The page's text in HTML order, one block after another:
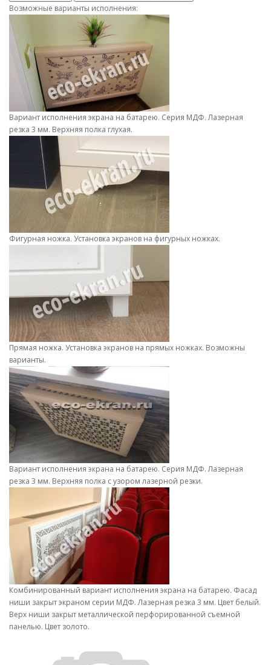
Возможные варианты исполнения:
Вариант исполнения экрана на батарею. Серия МДФ. Лазерная
резка 3 мм. Верхняя полка глухая.
Фигурная ножка. Установка экранов на фигурных ножках.
Прямая ножка. Установка экранов на прямых ножках. Возможны
варианты.
Вариант исполнения экрана на батарею. Серия МДФ. Лазерная
резка 3 мм. Верхняя полка с узором лазерной резки.
Комбинированный вариант исполнения экрана на батарею. Фасад
ниши закрыт экраном серии МДФ. Лазерная резка 3 мм. Цвет белый.
Верх ниши закрыт металлической перфорированной съемной
панелью. Цвет золото.